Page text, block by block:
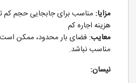
مزایا: مناسب برای جابجایی حجم کم
هزینه اجاره کم
معایب: فضای بار محدود، ممکن است
مناسب نباشد.
نیسان: